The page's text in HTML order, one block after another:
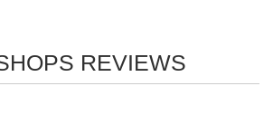
REVIEWS